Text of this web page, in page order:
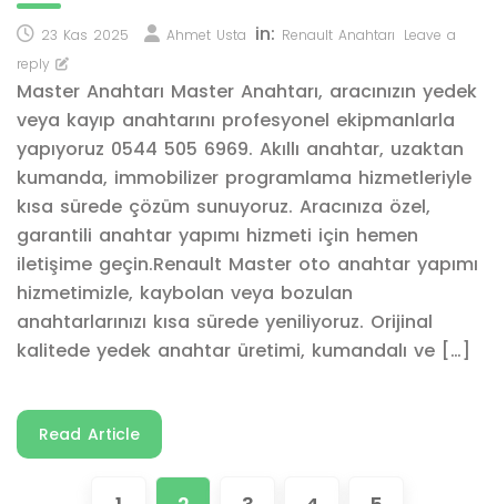
23 Kas 2025 Ahmet Usta in: Renault Anahtarı Leave a
reply
Master Anahtarı Master Anahtarı, aracınızın yedek
veya kayıp anahtarını profesyonel ekipmanlarla
yapıyoruz 0544 505 6969. Akıllı anahtar, uzaktan
kumanda, immobilizer programlama hizmetleriyle
kısa sürede çözüm sunuyoruz. Aracınıza özel,
garantili anahtar yapımı hizmeti için hemen
iletişime geçin.Renault Master oto anahtar yapımı
hizmetimizle, kaybolan veya bozulan
anahtarlarınızı kısa sürede yeniliyoruz. Orijinal
kalitede yedek anahtar üretimi, kumandalı ve […]
Read Article